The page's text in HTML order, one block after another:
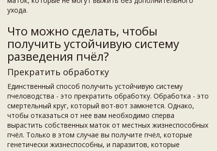
ухода.
Что можно сделать, чтобы
получить устойчивую систему
разведения пчёл?
Прекратить обработку
Единственный способ получить устойчивую систему
пчеловодства - это прекратить обработку. Обработка - это
смертельный круг, который вот-вот замкнется. Однако,
чтобы отказаться от нее вам необходимо сперва
вырастить собственных маток от местных жизнеспособных
пчёл. Только в этом случае вы получите пчёл, которые
генетически жизнеспособны, и паразитов, которые